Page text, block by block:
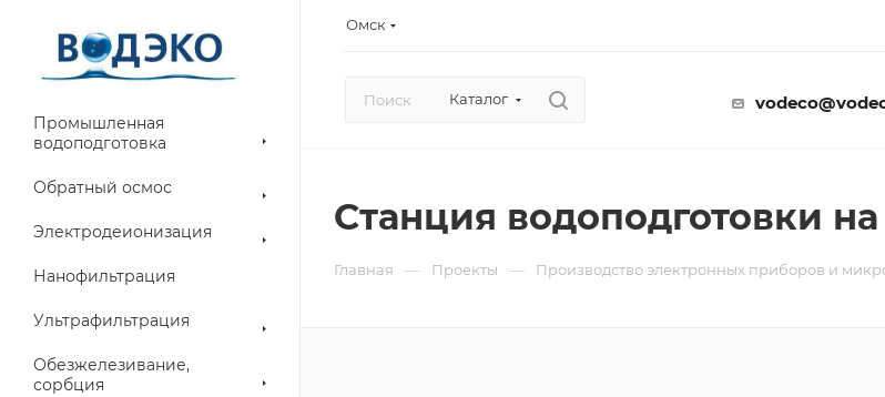
Омск
Каталог
Промышленная
водоподготовка
Обратный осмос
Электродеионизация
Нанофильтрация
Ультрафильтрация
Обезжелезивание,
сорбция
Станция водоподготовки
Главная — Проекты — Производство электронных приборов и